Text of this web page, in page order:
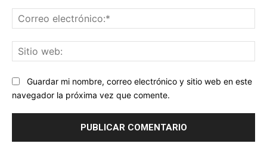
Guardar mi nombre, correo electrónico y sitio web en este
navegador la próxima vez que comente.